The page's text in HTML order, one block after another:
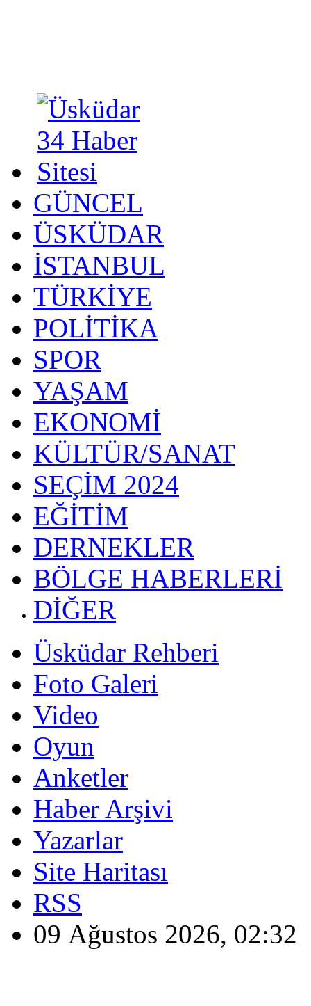
GÜNCEL
ÜSKÜDAR
İSTANBUL
TÜRKİYE
POLİTİKA
SPOR
YAŞAM
EKONOMİ
KÜLTÜR/SANAT
SEÇİM 2024
EĞİTİM
DERNEKLER
BÖLGE HABERLERİ
DİĞER
Üsküdar Rehberi
Foto Galeri
Video
Oyun
Anketler
Haber Arşivi
Yazarlar
Site Haritası
RSS
09 Ağustos 2026, 02:32